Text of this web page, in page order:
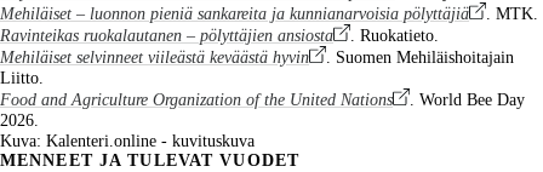
Mehiläiset – luonnon pieniä sankareita ja kunnianarvoisia pölyttäjiä
. MTK.
Ravinteikas ruokalautanen – pölyttäjien ansiosta
. Ruokatieto.
Mehiläiset selvinneet viileästä keväästä hyvin
. Suomen Mehiläishoitajain
Liitto.
Food and Agriculture Organization of the United Nations
. World Bee Day
2026.
Kuva: Kalenteri.online - kuvituskuva
MENNEET JA TULEVAT VUODET